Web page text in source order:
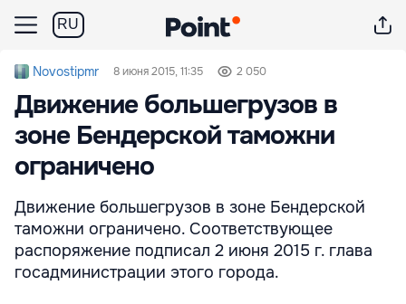
RU
Novostipmr 8 июня 2015, 11:35 2 050
Движение большегрузов в
зоне Бендерской таможни
ограничено
Движение большегрузов в зоне Бендерской
таможни ограничено. Соответствующее
распоряжение подписал 2 июня 2015 г. глава
госадминистрации этого города.